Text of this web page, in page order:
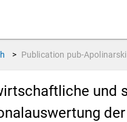
> Publication pub-
und